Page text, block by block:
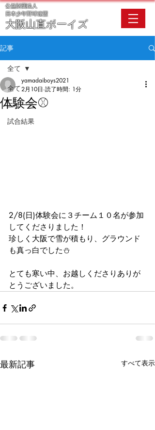
公益財団法人
​日本少年野球連盟
大阪山直ボーイズ
記事
全て
ニュース
試合結果
全て
体験会⚾
yamadaiboys2021
2月10日 読了時間: 1分
2/8(日)体験会に３チーム１０名が参加
してくださりました！
珍しく大阪で雪が積もり、グラウンド
も真っ白でした⛄
とても寒い中、お越しくださりありが
とうございました。
最新記事 すべて表示